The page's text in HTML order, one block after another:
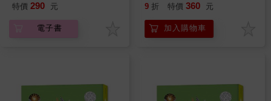
特價 290 元
電子書
9 折 特價 360 元
加入購物車